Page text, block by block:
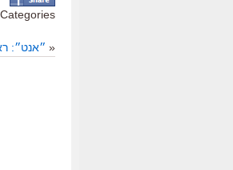
Categories:
« ״אנט״: